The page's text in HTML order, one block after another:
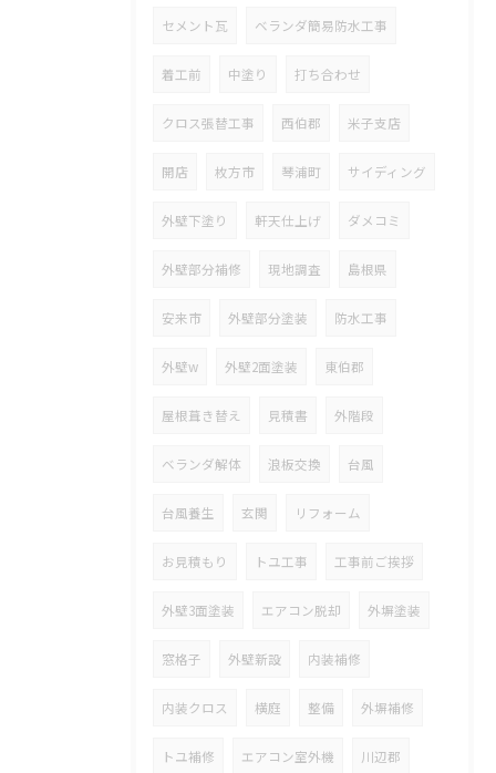
セメント瓦 ベランダ簡易防水工事
着工前 中塗り 打ち合わせ
クロス張替工事 西伯郡 米子支店
開店 枚方市 琴浦町 サイディング
外壁下塗り 軒天仕上げ ダメコミ
外壁部分補修 現地調査 島根県
安来市 外壁部分塗装 防水工事
外壁w 外壁2面塗装 東伯郡
屋根葺き替え 見積書 外階段
ベランダ解体 浪板交換 台風
台風養生 玄関 リフォーム
お見積もり トユ工事 工事前ご挨拶
外壁3面塗装 エアコン脱却 外塀塗装
窓格子 外壁新設 内装補修
内装クロス 横庭 整備 外塀補修
トユ補修 エアコン室外機 川辺郡